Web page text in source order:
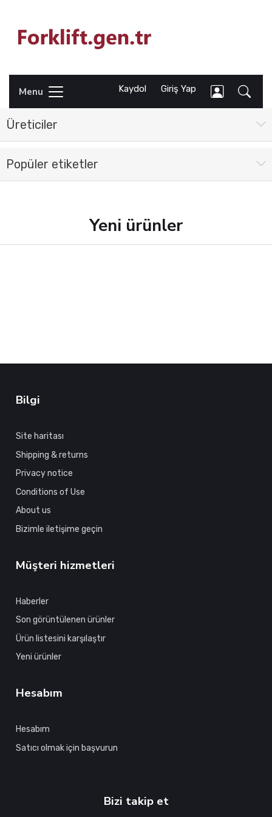
Menu Kaydol Giriş Yap
Üreticiler
Popüler etiketler
Yeni ürünler
Bilgi
Site haritası
Shipping & returns
Privacy notice
Conditions of Use
About us
Bizimle iletişime geçin
Müşteri hizmetleri
Haberler
Son görüntülenen ürünler
Ürün listesini karşılaştır
Yeni ürünler
Hesabım
Hesabım
Satıcı olmak için başvurun
Bizi takip et